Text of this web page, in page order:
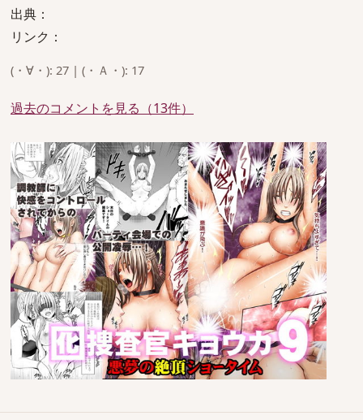
出典：
リンク：
(・∀・): 27 | (・Ａ・): 17
過去のコメントを見る（13件）